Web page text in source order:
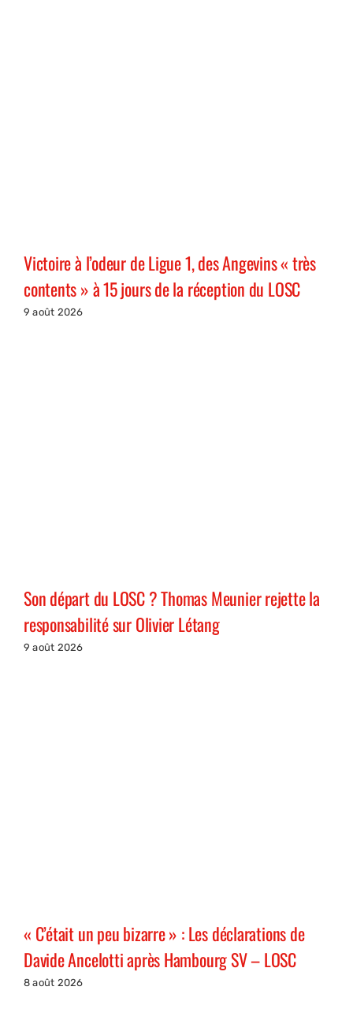
Victoire à l’odeur de Ligue 1, des Angevins « très
contents » à 15 jours de la réception du LOSC
9 août 2026
Son départ du LOSC ? Thomas Meunier rejette la
responsabilité sur Olivier Létang
9 août 2026
« C’était un peu bizarre » : Les déclarations de
Davide Ancelotti après Hambourg SV – LOSC
8 août 2026